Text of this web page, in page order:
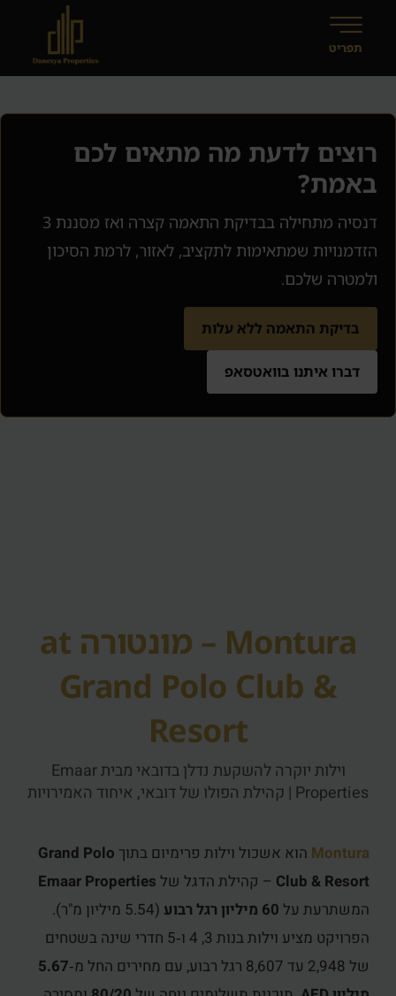
רוצים לדעת מה מתאים לכם
באמת?
דנסיה מתחילה בבדיקת התאמה קצרה ואז מסננת 3
הזדמנויות שמתאימות לתקציב, לאזור, לרמת הסיכון
ולמטרה שלכם.
בדיקת התאמה ללא עלות
דברו איתנו בוואטסאפ
Montura – מונטורה at
Grand Polo Club &
Resort
וילות יוקרה להשקעת נדלן בדובאי מבית Emaar
Properties | קהילת הפולו של דובאי, איחוד האמירויות
Montura הוא אשכול וילות פרימיום בתוך Grand Polo
Club & Resort – קהילת הדגל של Emaar Properties
המשתרעת על 60 מיליון רגל רבוע
(5.54 מיליון מ"ר).
הפרויקט מציע וילות בנות 3, 4 ו‑5 חדרי שינה בשטחים
של 2,948 עד 8,607 רגל רבוע, עם מחירים החל מ‑
5.67